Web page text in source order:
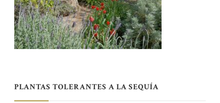
PLANTAS TOLERANTES A LA SEQUÍA